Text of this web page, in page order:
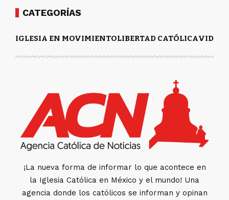
CATEGORÍAS
IGLESIA EN MOVIMIENTOLIBERTAD CATÓLICAVIDA
¡La nueva forma de informar lo que acontece en
la Iglesia Católica en México y el mundo! Una
agencia donde los católicos se informan y opinan